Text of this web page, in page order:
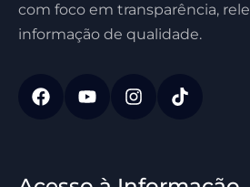
com foco em transparência,
informação de qualidade.